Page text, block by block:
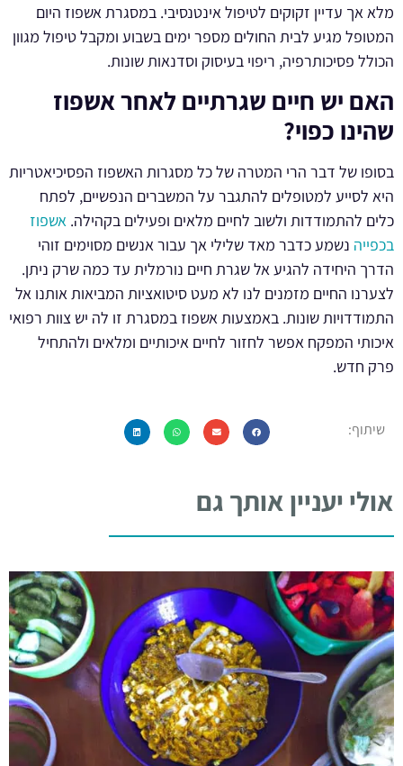
מלא אך עדיין זקוקים לטיפול אינטנסיבי. במסגרת אשפוז היום
המטופל מגיע לבית החולים מספר ימים בשבוע ומקבל טיפול מגוון
הכולל פסיכותרפיה, ריפוי בעיסוק וסדנאות שונות.
האם יש חיים שגרתיים לאחר אשפוז
שהינו כפוי?
בסופו של דבר הרי המטרה של כל מסגרות האשפוז הפסיכיאטריות
היא לסייע למטופלים להתגבר על המשברים הנפשיים, לפתח
כלים להתמודדות ולשוב לחיים מלאים ופעילים בקהילה. אשפוז
בכפייה נשמע כדבר מאד שלילי אך עבור אנשים מסוימים זוהי
הדרך היחידה להגיע אל שגרת חיים נורמלית עד כמה שרק ניתן.
לצערנו החיים מזמנים לנו לא מעט סיטואציות המביאות אותנו אל
התמודדויות שונות. באמצעות אשפוז במסגרת זו לה יש צוות רפואי
איכותי המפקח אפשר לחזור לחיים איכותיים ומלאים ולהתחיל
פרק חדש.
שיתוף:
אולי יעניין אותך גם